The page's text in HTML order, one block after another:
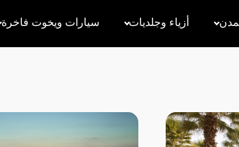
أزياء وجلديات سيارات ويخوت فاخرة